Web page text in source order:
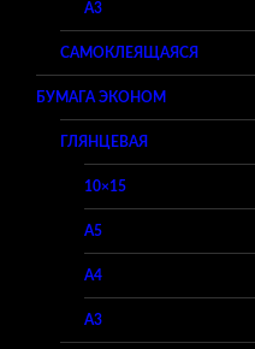
A3
САМОКЛЕЯЩАЯСЯ
БУМАГА ЭКОНОМ
ГЛЯНЦЕВАЯ
10×15
A5
A4
A3